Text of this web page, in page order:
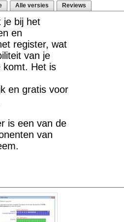
Alle versies Reviews
je bij het
en
register, wat
van je
komt. Het is
en gratis voor
is een van de
van